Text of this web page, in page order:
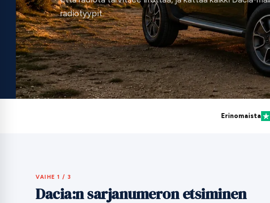
radiotyypit.
Erinomaista
VAIHE 1 / 3
Dacia:n sarjanumeron etsiminen